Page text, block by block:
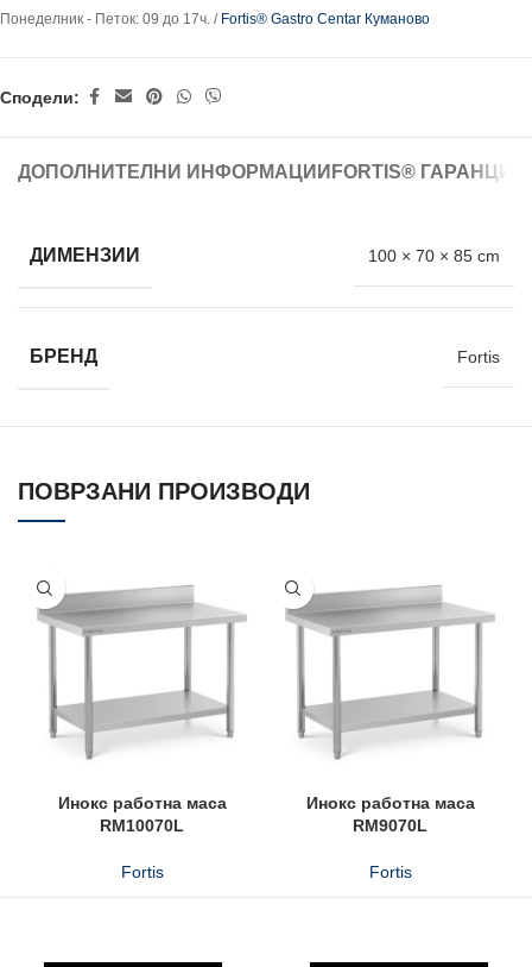
Понеделник - Петок: 09 до 17ч. / Fortis® Gastro Centar Куманово
Сподели:
ДОПОЛНИТЕЛНИ ИНФОРМАЦИИ FORTIS®
ДИМЕНЗИИ 100 × 70 × 85 cm
БРЕНД Fortis
ПОВРЗАНИ ПРОИЗВОДИ
Инокс работна маса
RM10070L
Fortis
Инокс работна маса
RM9070L
Fortis